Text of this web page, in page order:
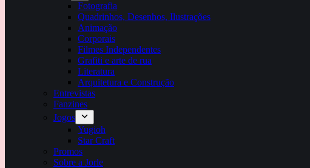
Fotografia
Quadrinhos, Desenhos, Ilustrações
Animação
Corporais
Filmes Independentes
Grafiti e arte de rua
Literatura
Arquitetura e Construção
Entrevistas
Fanzines
Jogos
Yugioh
Star Craft
Promos
Sobre a Jorle